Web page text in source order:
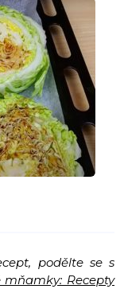
podělte se s
mňamky: Recepty